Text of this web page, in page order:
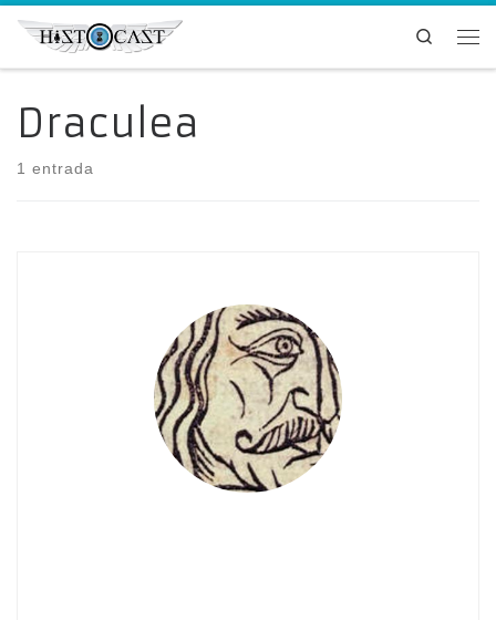
Saltar al contenido
Search
Draculea
1 entrada